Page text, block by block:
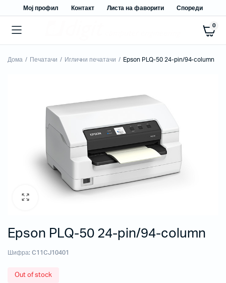
Мој профил Контакт Листа на фаворити Спореди
0
Дома Печатачи Иглични печатачи Epson PLQ-50 24-pin/94-column
Epson PLQ-50 24-pin/94-column
Шифра: C11CJ10401
Out of stock